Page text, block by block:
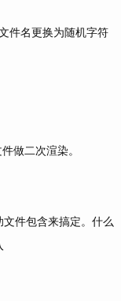
件名更换为随机字符
做二次渲染。
件包含来搞定。什么